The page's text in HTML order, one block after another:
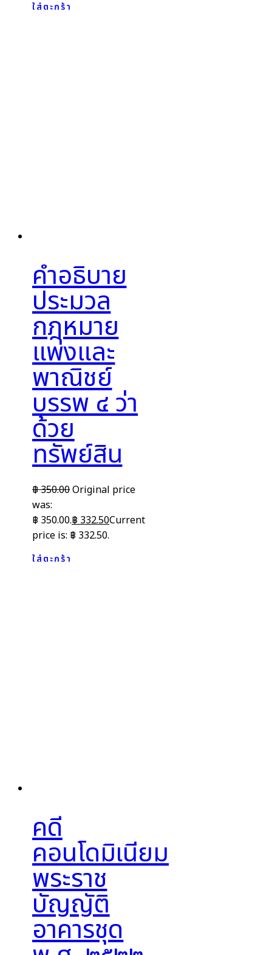
ใส่ตะกร้า
คำอธิบาย
ประมวล
กฎหมาย
แพ่งและ
พาณิชย์
บรรพ ๔ ว่า
ด้วย
ทรัพย์สิน
฿350.00Original price
was:
฿ 350.00.฿ 332.50Current
price is: ฿ 332.50.
ใส่ตะกร้า
คดี
คอนโดมิเนียม
พระราช
บัญญัติ
อาคารชุด